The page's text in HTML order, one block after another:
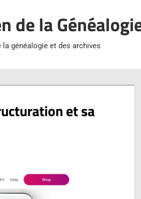
de la
la généalogie et des archives
et sa